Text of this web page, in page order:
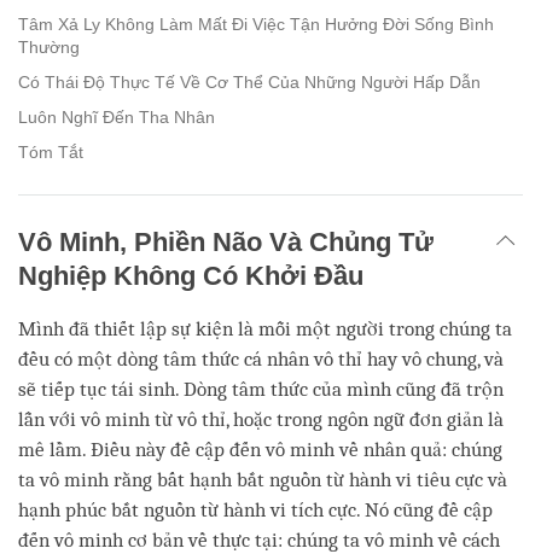
Tâm Xả Ly Không Làm Mất Đi Việc Tận Hưởng Đời Sống Bình
Thường
Có Thái Độ Thực Tế Về Cơ Thể Của Những Người Hấp Dẫn
Luôn Nghĩ Đến Tha Nhân
Tóm Tắt
Vô Minh, Phiền Não Và Chủng Tử
Nghiệp Không Có Khởi Đầu
Mình đã thiết lập sự kiện là mỗi một người trong chúng ta
đều có một dòng tâm thức cá nhân vô thỉ hay vô chung, và
sẽ tiếp tục tái sinh. Dòng tâm thức của mình cũng đã trộn
lẫn với vô minh từ vô thỉ, hoặc trong ngôn ngữ đơn giản là
mê lầm. Điều này đề cập đến vô minh về nhân quả: chúng
ta vô minh rằng bất hạnh bắt nguồn từ hành vi tiêu cực và
hạnh phúc bắt nguồn từ hành vi tích cực. Nó cũng đề cập
đến vô minh cơ bản về thực tại: chúng ta vô minh về cách